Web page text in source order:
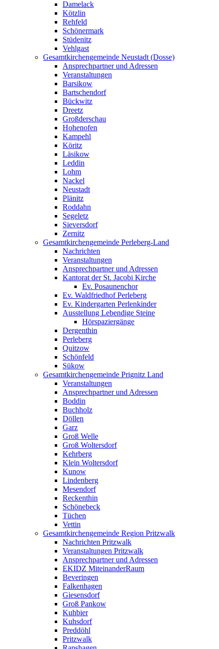
Damelack
Kötzlin
Rehfeld
Schönermark
Stüdenitz
Vehlgast
Gesamtkirchengemeinde Neustadt (Dosse)
Ansprechpartner und Adressen
Veranstaltungen
Barsikow
Bartschendorf
Bückwitz
Dreetz
Großderschau
Hohenofen
Kampehl
Köritz
Läsikow
Leddin
Lohm
Nackel
Neustadt
Plänitz
Roddahn
Segeletz
Sieversdorf
Zernitz
Gesamtkirchengemeinde Perleberg-Land
Nachrichten
Veranstaltungen
Ansprechpartner und Adressen
Kantorat der St. Jacobi Kirche
Ev. Posaunenchor
Ev. Waldfriedhof Perleberg
Ev. Kindergarten Perlenkinder
Ausstellung Lebendige Steine
Hörspaziergänge
Dergenthin
Perleberg
Quitzow
Schönfeld
Sükow
Gesamtkirchengemeinde Prignitz Land
Veranstaltungen
Ansprechpartner und Adressen
Boddin
Buchholz
Döllen
Garz
Groß Welle
Groß Woltersdorf
Kehrberg
Klein Woltersdorf
Kunow
Lindenberg
Mesendorf
Reckenthin
Schönebeck
Tüchen
Vettin
Gesamtkirchengemeinde Region Pritzwalk
Nachrichten Pritzwalk
Veranstaltungen Pritzwalk
Ansprechpartner und Adressen
EKIDZ MiteinanderRaum
Beveringen
Falkenhagen
Giesensdorf
Groß Pankow
Kuhbier
Kuhsdorf
Preddöhl
Pritzwalk